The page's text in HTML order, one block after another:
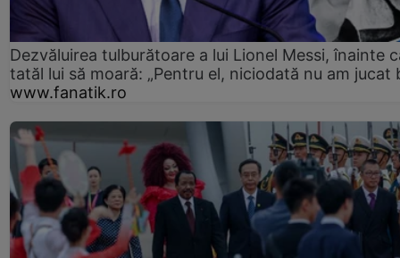
Dezvăluirea tulburătoare a lui Lionel Messi, înainte
tatăl lui să moară: „Pentru el, niciodată nu am jucat
www.fanatik.ro